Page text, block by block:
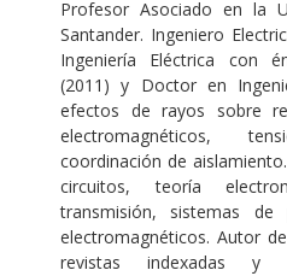
Profesor Asociado en la
Santander. Ingeniero
Ingeniería Eléctrica con
(2011) y Doctor en
efectos de rayos sobre
electromagnéticos,
coordinación de
circuitos, teoría
transmisión, sistemas
electromagnéticos. Autor
revistas indexadas y